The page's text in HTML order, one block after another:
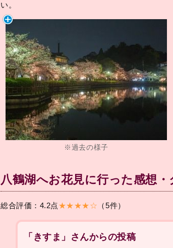
い。
※過去の様子
八鶴湖へお花見に行った感想・
総合評価：4.2点★★★★☆ （5件）
「きすま」さんからの投稿